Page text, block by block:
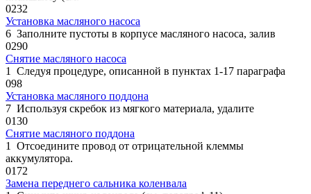
0232
Установка масляного насоса
6 Заполните пустоты в корпусе масля­ного насоса, залив
0290
Снятие масляного насоса
1 Следуя процедуре, описанной в пунктах 1-17 параграфа
098
Установка масляного поддона
7 Используя скребок из мягкого материала, удалите
0130
Снятие масляного поддона
1 Отсоедините провод от отрицательной клеммы
аккумулятора.
0172
Замена переднего сальника коленвала